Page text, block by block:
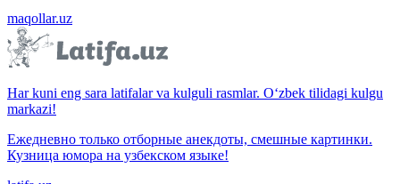
maqollar.uz
Har kuni eng sara latifalar va kulguli rasmlar. O‘zbek tilidagi kulgu
markazi!
Ежедневно только отборные анекдоты, смешные картинки.
Кузница юмора на узбекском языке!